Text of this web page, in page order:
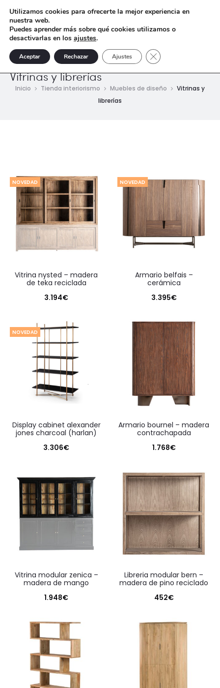
Vitrinas y librerías
Inicio Tienda interiorismo Muebles de diseño
Vitrinas y
librerías
NOVEDAD
vitrina nysted – madera
de teka reciclada
3.194€
NOVEDAD
armario belfais –
cerámica
3.395€
NOVEDAD
display cabinet alexander
jones charcoal (harlan)
3.306€
armario bournel – madera
contrachapada
1.768€
vitrina modular zenica –
madera de mango
1.948€
libreria modular bern –
madera de pino reciclado
452€
Utilizamos cookies para ofrecerte la mejor experiencia en
nuestra web.
Puedes aprender más sobre qué cookies utilizamos o
desactivarlas en los ajustes.
Aceptar Rechazar Ajustes Cerrar el banner de